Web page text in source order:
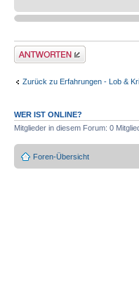
Antwort erstellen
Zurück zu Erfahrungen - Lob &
WER IST ONLINE?
Mitglieder in diesem Forum: 0
Foren-Übersicht